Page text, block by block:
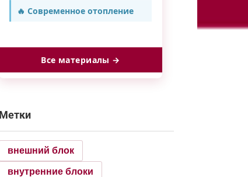
🔥 Современное отопление
Все материалы →
Метки
внешний блок
внутренние блоки